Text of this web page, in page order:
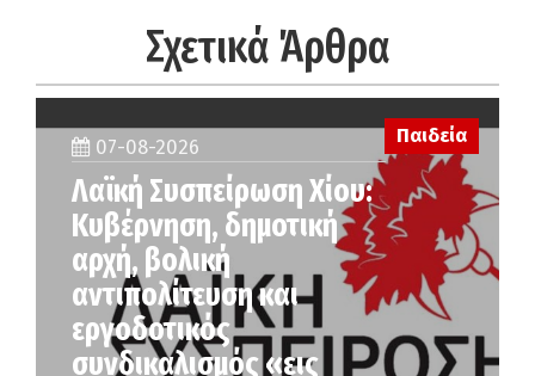
Σχετικά Άρθρα
Παιδεία
07-08-2026
Λαϊκή Συσπείρωση Χίου:
Κυβέρνηση, δημοτική
αρχή, βολική
αντιπολίτευση και
εργοδοτικός
συνδικαλισμός «εις